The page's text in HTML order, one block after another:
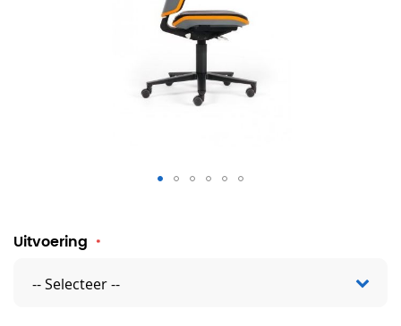
Laboratoriumstoel Neon
Uitvoering